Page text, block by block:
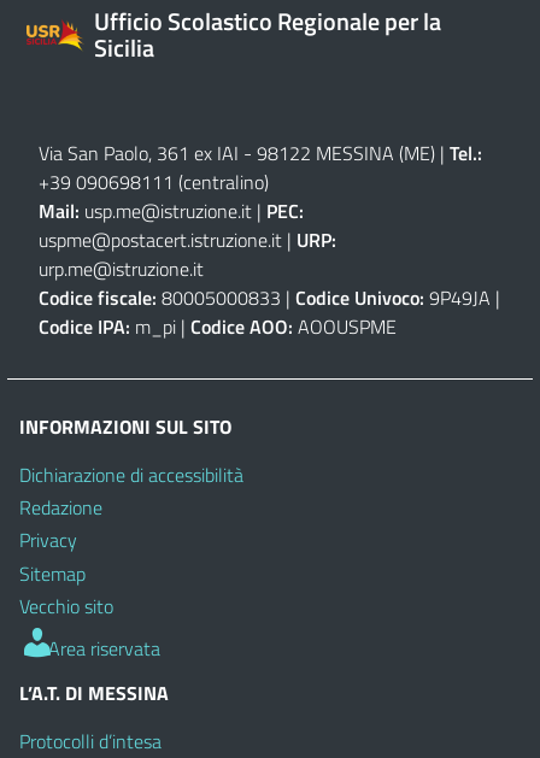
Ufficio Scolastico Regionale per la
Sicilia
Via San Paolo, 361 ex IAI - 98122 MESSINA (ME) | Tel.:
+39 090698111 (centralino)
Mail: usp.me@istruzione.it | PEC:
uspme@postacert.istruzione.it | URP:
urp.me@istruzione.it
Codice fiscale: 80005000833 | Codice Univoco: 9P49JA |
Codice IPA: m_pi | Codice AOO: AOOUSPME
INFORMAZIONI SUL SITO
Dichiarazione di accessibilità
Redazione
Privacy
Sitemap
Vecchio sito
Area riservata
L’A.T. DI MESSINA
Protocolli d’intesa